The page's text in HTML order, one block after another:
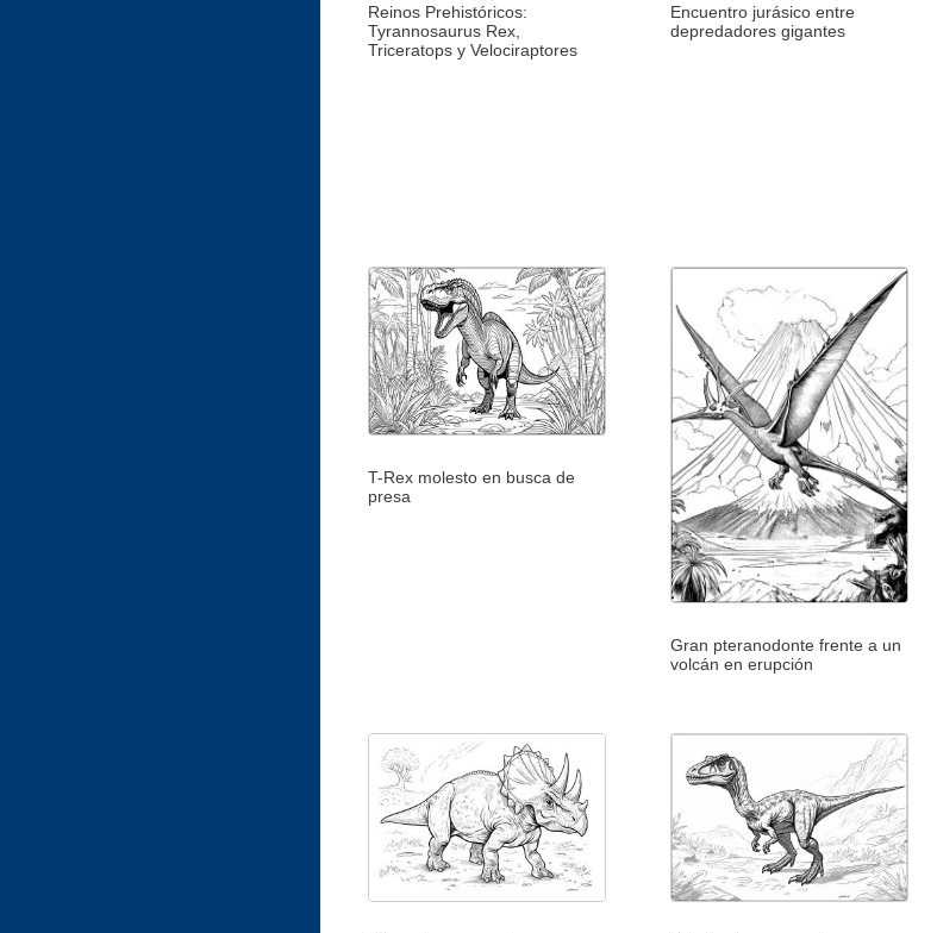
Reinos Prehistóricos:
Tyrannosaurus Rex,
Triceratops y Velociraptores
Encuentro jurásico entre
depredadores gigantes
T-Rex molesto en busca de
presa
Gran pteranodonte frente a un
volcán en erupción